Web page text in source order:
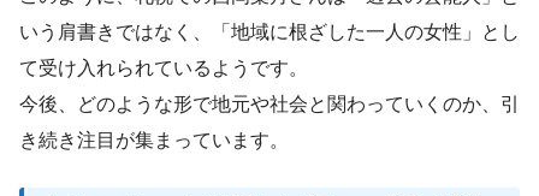
いう肩書きではなく、「地域に根ざした一人の女性」とし
て受け入れられているようです。
今後、どのような形で地元や社会と関わっていくのか、引
き続き注目が集まっています。